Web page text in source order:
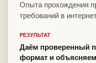
Опыта прохождения
требований в
РЕЗУЛЬТАТ
Даём проверенный
формат и